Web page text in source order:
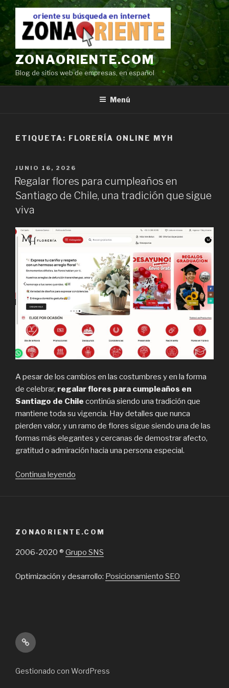
Ir
contenido
ZONAORIENTE.COM
Blog de sitios web de empresas, en español
Menú
ETIQUETA: FLORERÍA ONLINE MYH
POSTED
ON
JUNIO 16, 2026
Regalar flores para cumpleaños en
Santiago de Chile, una tradición que sigue
viva
A pesar de los cambios en las costumbres y en la forma
de celebrar, regalar flores para cumpleaños en
Santiago de Chile continúa siendo una tradición que
mantiene toda su vigencia. Hay detalles que nunca
pierden valor, y un ramo de flores sigue siendo una de las
formas más elegantes y cercanas de demostrar afecto,
gratitud o admiración hacia una persona especial.
Continua leyendo
Santiago
Chile,
ZONAORIENTE.COM
2006-2020 ® Grupo SNS
Optimización y desarrollo: Posicionamiento SEO
Inicio
Gestionado con WordPress